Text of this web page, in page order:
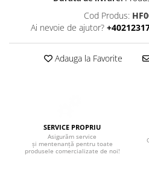
Boxe de raft
Boxe de centru
Boxe exterior
Soundbar
Pachete
Cod Produs:
Ai nevoie de ajutor?
Adauga la Favorite
SERVICE PROPRIU
Asigurăm service
și mentenanță pentru toate
produsele comercializate de noi!